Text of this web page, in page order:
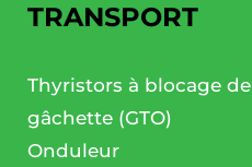
TRANSPORT
Thyristors à blocage de
gâchette (GTO)
Onduleur